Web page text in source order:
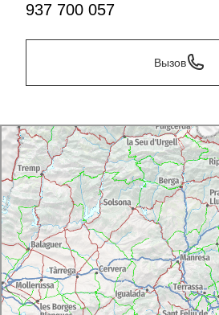
937 700 057
Вызов